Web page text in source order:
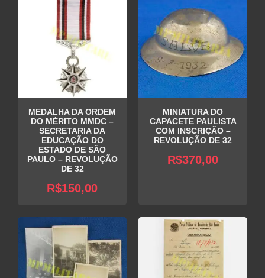
MEDALHA DA ORDEM
DO MÉRITO MMDC –
SECRETARIA DA
EDUCAÇÃO DO
ESTADO DE SÃO
PAULO – REVOLUÇÃO
DE 32
R$150,00
MINIATURA DO
CAPACETE PAULISTA
COM INSCRIÇÃO –
REVOLUÇÃO DE 32
R$370,00